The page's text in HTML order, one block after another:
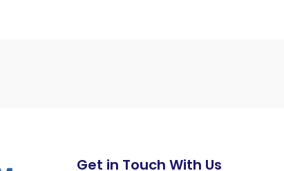
Get in Touch With Us